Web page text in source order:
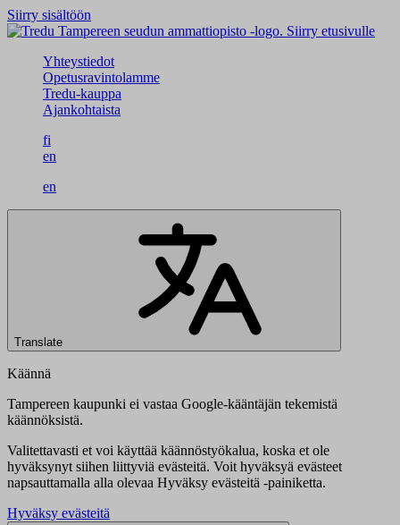
Siirry sisältöön
Siirry etusivulle
Yhteystiedot
Opetusravintolamme
Tredu-kauppa
Ajankohtaista
fi
en
en
Translate
Käännä
Tampereen kaupunki ei vastaa Google-kääntäjän tekemistä
käännöksistä.
Valitettavasti et voi käyttää käännöstyökalua, koska et ole
hyväksynyt siihen liittyviä evästeitä. Voit hyväksyä evästeet
napsauttamalla alla olevaa Hyväksy evästeitä -painiketta.
Hyväksy evästeitä